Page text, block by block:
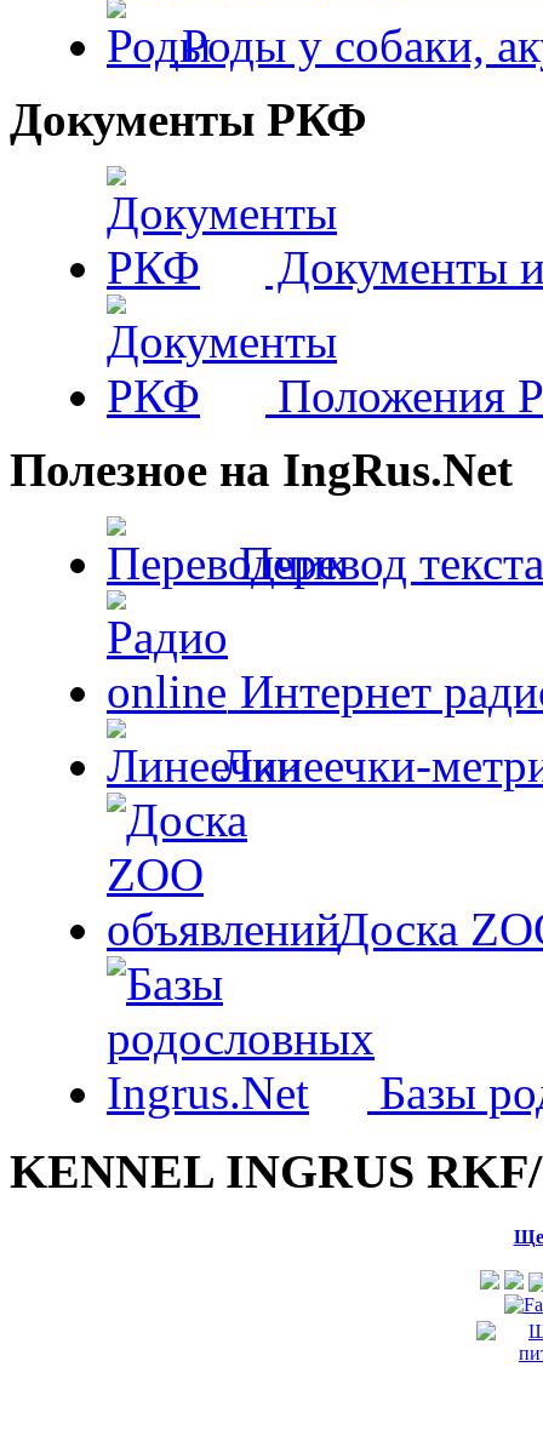
Роды у собаки,
Документы РКФ
Документы
Положения
Полезное на IngRus.Net
Перевод
Интернет
Линеечки-
Доска
Базы
KENNEL INGRUS